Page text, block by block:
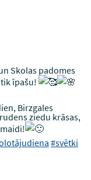
Skolas padomes
īpašu!
Birzgales
ziedu krāsas,
#svētki